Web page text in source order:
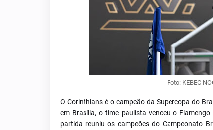
Foto: KEBEC
O Corinthians é o campeão da Supercopa do
em Brasília, o time paulista venceu o
partida reuniu os campeões do Campeonato